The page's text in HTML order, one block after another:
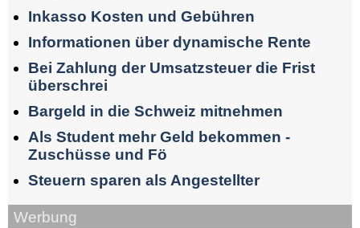
Inkasso Kosten und Gebühren
Informationen über dynamische Rente
Bei Zahlung der Umsatzsteuer die Frist
überschrei
Bargeld in die Schweiz mitnehmen
Als Student mehr Geld bekommen -
Zuschüsse und Fö
Steuern sparen als Angestellter
Werbung